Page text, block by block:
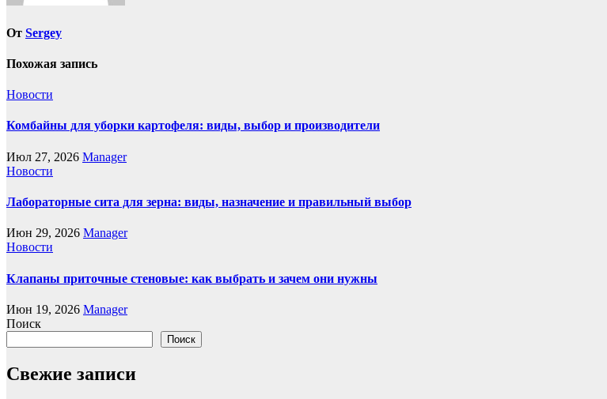
От Sergey
Похожая запись
Новости
Комбайны для уборки картофеля: виды, выбор и производители
Июл 27, 2026 Manager
Новости
Лабораторные сита для зерна: виды, назначение и правильный выбор
Июн 29, 2026 Manager
Новости
Клапаны приточные стеновые: как выбрать и зачем они нужны
Июн 19, 2026 Manager
Поиск
Поиск
Свежие записи